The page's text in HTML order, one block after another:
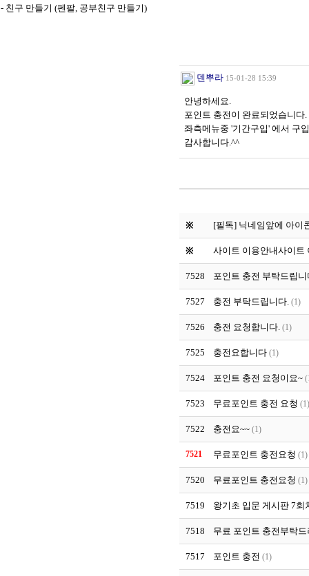
- 친구 만들기 (펜팔, 공부친구 만들기)
덴뿌라 15-01-28 15:39
안녕하세요.
포인트 충전이 완료되었습니다.
좌측메뉴중 '기간구입' 에서 구
감사합니다.^^
※ [필독] 닉네임앞에 아이
※ 사이트 이용안내사이트
7528 포인트 충전 부탁드립니
7527 충전 부탁드립니다. (1)
7526 충전 요청합니다. (1)
7525 충전요합니다 (1)
7524 포인트 충전 요청이요~
7523 무료포인트 충전 요청
7522 충전요~~ (1)
7521 무료포인트 충전요청 (1)
7520 무료포인트 충전요청 (1)
7519 왕기초 입문 게시판 7회
7518 무료 포인트 충전부탁
7517 포인트 충전 (1)